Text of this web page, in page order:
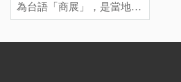
為台語「商展」，是當地居
民每個星期最期待的時候，